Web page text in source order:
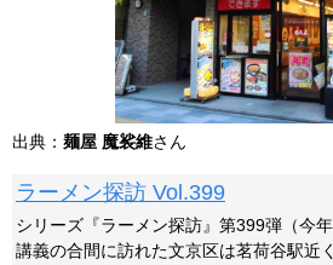
出典： 麺屋 魔裟維さん
ラーメン探訪 Vol.399
シリーズ『ラーメン探訪』第399弾（今
講義の合間に訪れた文京区は茗荷谷駅近